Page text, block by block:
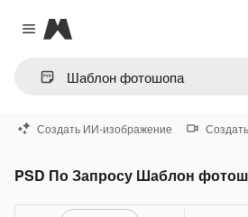
Close menu
Magnific
Создать ИИ-изображение
PSD По Запросу Шаблон